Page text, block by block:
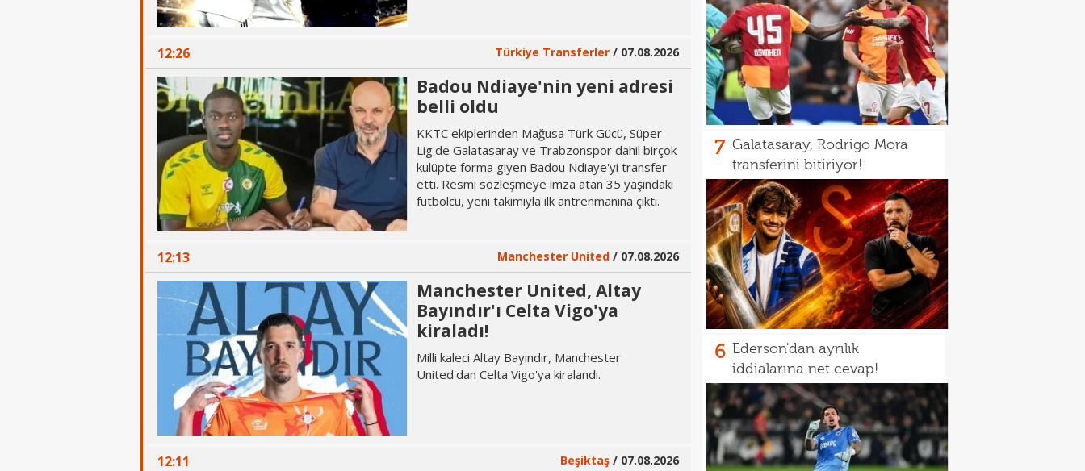
12:26 Türkiye Transferler / 07.08.2026
Badou Ndiaye'nin yeni adresi
belli oldu
KKTC ekiplerinden Mağusa Türk Gücü, Süper
Lig'de Galatasaray ve Trabzonspor dahil birçok
kulüpte forma giyen Badou Ndiaye'yi transfer
etti. Resmi sözleşmeye imza atan 35 yaşındaki
futbolcu, yeni takımıyla ilk antrenmanına çıktı.
12:13 Manchester United / 07.08.2026
Manchester United, Altay
Bayındır'ı Celta Vigo'ya
kiraladı!
Milli kaleci Altay Bayındır, Manchester
United'dan Celta Vigo'ya kiralandı.
12:11 Beşiktaş / 07.08.2026
7 Galatasaray, Rodrigo Mora
transferini bitiriyor!
6 Ederson'dan ayrılık
iddialarına net cevap!